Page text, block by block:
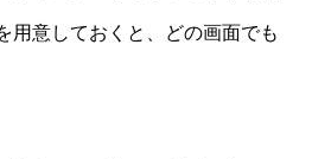
用意しておくと、どの画面でも